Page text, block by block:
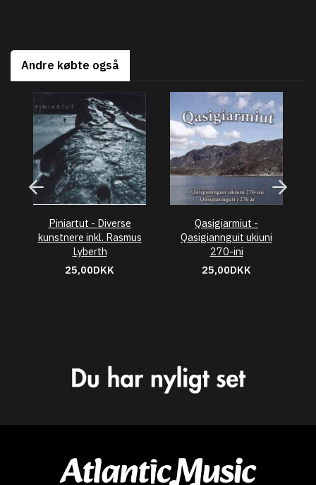
Andre købte også
Piniartut - Diverse
kunstnere inkl. Rasmus
Lyberth
25,00DKK
Qasigiarmiut -
Qasigiannguit ukiuni
270-ini
25,00DKK